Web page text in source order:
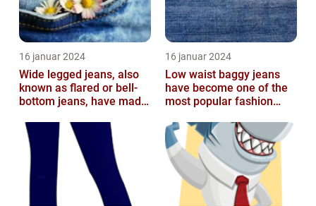
16 januar 2024
Wide legged jeans, also
known as flared or bell-
bottom jeans, have made
fash...
16 januar 2024
Low waist baggy jeans
have become one of the
most popular fashion